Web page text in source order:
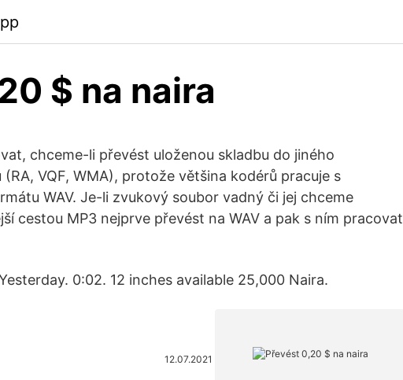
$ na naira
chceme-li převést uloženou skladbu do jiného
VQF, WMA), protože většina kodérů pracuje s
WAV. Je-li zvukový soubor vadný či jej chceme
cestou MP3 nejprve převést na WAV a pak s ním pracovat
0:02. 12 inches available 25,000 Naira.
12.07.2021